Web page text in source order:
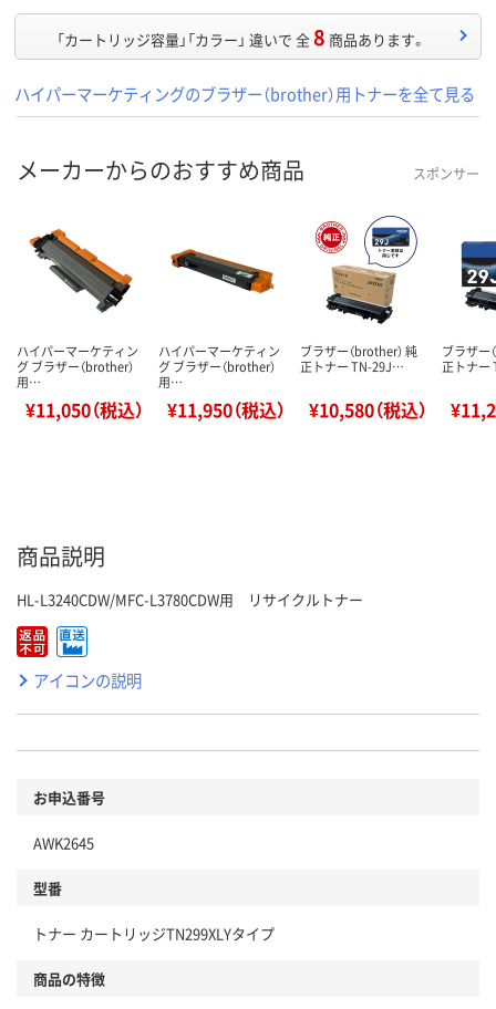
「カートリッジ容量」「カラー」 違いで 全8 商品あります。
ハイパーマーケティングのブラザー（brother）用トナーを全て見る
メーカーからのおすすめ商品 スポンサー
ハイパーマーケティン
グ ブラザー（brother）
用…
¥11,050（税込）
ハイパーマーケティン
グ ブラザー（brother）
用…
¥11,950（税込）
ブラザー（brother） 純
正トナー TN-29J…
¥10,580（税込）
ブラザー
正トナー
商品説明
HL-L3240CDW/MFC-L3780CDW用 リサイクルトナー
アイコンの説明
お申込番号
AWK2645
型番
トナー カートリッジTN299XLYタイプ
商品の特徴